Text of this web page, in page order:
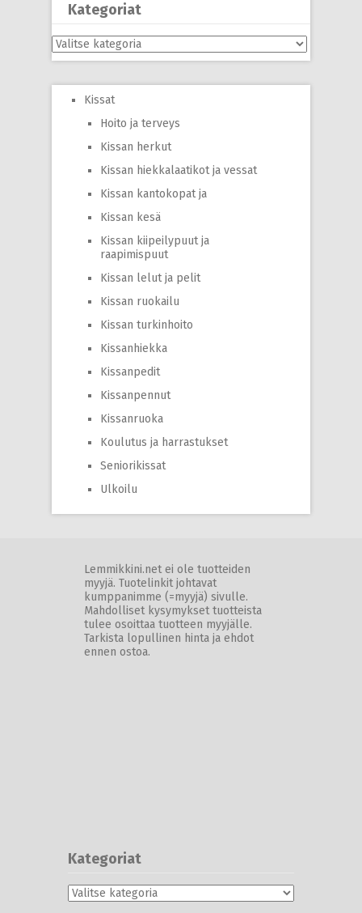
Kategoriat
Kategoriat
Kissat
Hoito ja terveys
Kissan herkut
Kissan hiekkalaatikot ja vessat
Kissan kantokopat ja
Kissan kesä
Kissan kiipeilypuut ja
raapimispuut
Kissan lelut ja pelit
Kissan ruokailu
Kissan turkinhoito
Kissanhiekka
Kissanpedit
Kissanpennut
Kissanruoka
Koulutus ja harrastukset
Seniorikissat
Ulkoilu
Lemmikkini.net ei ole tuotteiden
myyjä. Tuotelinkit johtavat
kumppanimme (=myyjä) sivulle.
Mahdolliset kysymykset tuotteista
tulee osoittaa tuotteen myyjälle.
Tarkista lopullinen hinta ja ehdot
ennen ostoa.
Kategoriat
Kategoriat